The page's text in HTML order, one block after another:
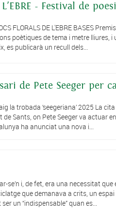
L'EBRE - Festival de
FLORALS DE L'EBRE BASES
poètiques de tema i metre lliures,
es publicarà un recull dels...
de Pete Seeger per
la trobada ‘seegeriana’ 2025 La
Sants, on Pete Seeger va actuar
ha anunciat una nova i...
se’n i, de fet, era una necessitat
que demanava a crits, un
un “indispensable” quan es...